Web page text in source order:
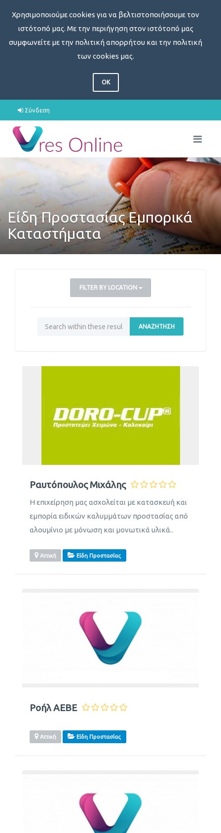
Χρησιμοποιούμε cookies για να βελτιστοποιήσουμε τον
ιστότοπό μας. Με την περιήγηση στον ιστότοπό μας
συμφωνείτε με την πολιτική απορρήτου και την πολιτική
των cookies μας.
OK
Σύνδεση
Είδη Προστασίας Εμπορικά
Καταστήματα
FILTER BY LOCATION
ΑΝΑΖΉΤΗΣΗ
Ραυτόπουλος Μιχάλης
Η επιχείρηση μας ασχολείται με κατασκευή και
εμπορία ειδικών καλυμμάτων προστασίας από
αλουμίνιο με μόνωση και μονωτικά υλικά..
Αττική Είδη Προστασίας
Ροήλ ΑΕΒΕ
Αττική Είδη Προστασίας